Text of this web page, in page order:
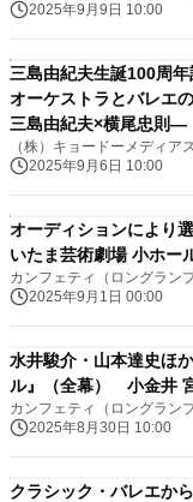
2025年9月9日 10:00
三島由紀夫生誕100周
オーケストラとバレエ
三島由紀夫×横尾忠則―
（株）キョードーメディア
2025年9月6日 10:00
オーディションにより
いたま芸術劇場 小ホー
カンフェティ（ロングラン
2025年9月1日 00:00
水井駿介・山本達史ほ
ル』（全幕） 小金井
カンフェティ（ロングラン
2025年8月30日 10:00
クラシック・バレエか